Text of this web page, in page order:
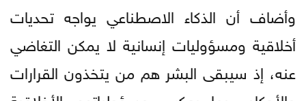
وأضاف أن الذكاء الاصطناعي يواجه تحديات
أخلاقية ومسؤوليات إنسانية لا يمكن التغاضي
عنه، إذ سيبقى البشر هم من يتخذون القرارات